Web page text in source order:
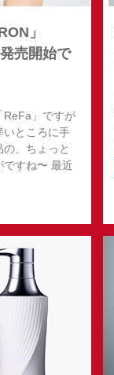
」
売開始で
ReFa」ですが
いところに手
、ちょっと
ですね〜 最近